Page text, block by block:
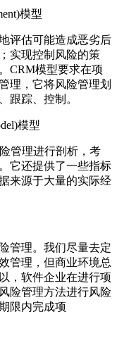
模型
评估可能造成恶劣后
实现控制风险的策
CRM模型要求在项
理，它将风险管理划
跟踪、控制。
模型
管理进行剖析，考
它还提供了一些指标
来源于大量的实际经
管理。我们尽量去定
管理，但商业环境总
，软件企业在进行项
险管理方法进行风险
限内完成项